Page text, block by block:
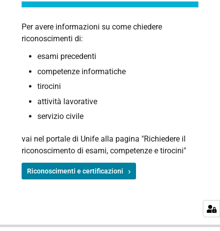
Per avere informazioni su come chiedere
riconoscimenti di:
esami precedenti
competenze informatiche
tirocini
attività lavorative
servizio civile
vai nel portale di Unife alla pagina "Richiedere il
riconoscimento di esami, competenze e tirocini"
Riconoscimenti e certificazioni